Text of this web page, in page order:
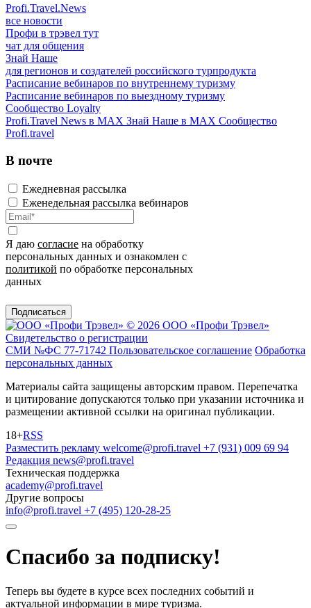
Profi.Travel.News
все новости
Профи в трэвел тут
чат для общения
Знай Наше
для регионов и создателей российского турпродукта
Расписание вебинаров по внутреннему туризму
Расписание вебинаров по выездному туризму
Сообщество Loyalty
Profi.Travel News в MAX Знай Наше в MAX Сообщество
Profi.travel
В почте
Ежедневная рассылка
Еженедельная рассылка вебинаров
Я даю согласие на обработку
персональных данных и ознакомлен с
политикой по обработке персональных
данных
Подписаться
© 2026 ООО «Профи Трэвeл»
Свидетельство о регистрации
СМИ №ФС 77-71742 Пользовательское соглашение Обработка
персональных данных
Материалы сайта защищены авторским правом. Перепечатка
и цитирование допускаются только при указании источника и
размещении активной ссылки на оригинал публикации.
18+RSS
Разместить рекламу welcome@profi.travel +7 (931) 009 69 94
Редакция news@profi.travel
Техническая поддержка
academy@profi.travel
Другие вопросы
info@profi.travel +7 (495) 120-28-25
Спасибо за подписку!
Теперь вы будете в курсе всех последних событий и
актуальной информации в мире туризма.